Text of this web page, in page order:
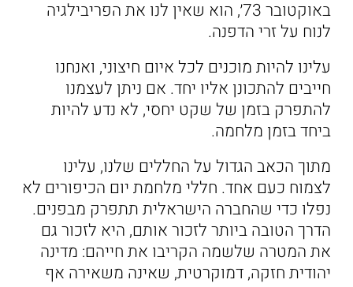
באוקטובר 73׳, הוא שאין לנו את הפריבילגיה
לנוח על זרי הדפנה.
עלינו להיות מוכנים לכל איום חיצוני, ואנחנו
חייבים להתכונן אליו יחד. אם ניתן לעצמנו
להתפרק בזמן של שקט יחסי, לא נדע להיות
ביחד בזמן מלחמה.
מתוך הכאב הגדול על החללים שלנו, עלינו
לצמוח כעם אחד. חללי מלחמת יום הכיפורים לא
נפלו כדי שהחברה הישראלית תתפרק מבפנים.
הדרך הטובה ביותר לזכור אותם, היא לזכור גם
את המטרה שלשמה הקריבו את חייהם: מדינה
יהודית חזקה, דמוקרטית, שאינה משאירה אף